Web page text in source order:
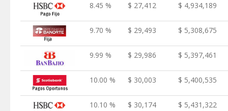
8.45 %
$ 27,412 $ 4,934,189
9.70 % $ 29,493 $ 5,308,675
9.99 % $ 29,986 $ 5,397,461
10.00 % $ 30,003 $ 5,400,535
10.10 % $ 30,174 $ 5,431,322